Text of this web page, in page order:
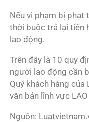
Nếu vi phạm bị phạt
thời buộc trả lại tiền
lao động.
Trên đây là 10 quy
người lao động cần
Quý khách hàng
văn bản lĩnh vực
Nguồn: